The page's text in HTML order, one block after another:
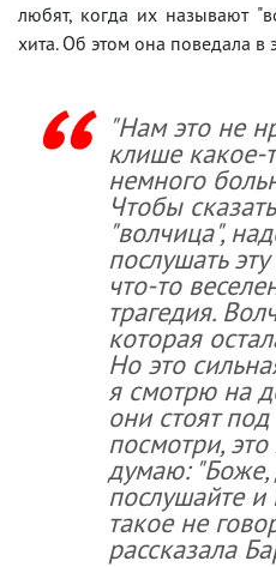
любят, когда их называют
хита. Об этом она поведала в
"Нам это не
клише какое-
немного
Чтобы
"волчица",
послушать
что-то
трагедия.
которая
Но это
я смотрю на
они стоят
посмотри, это
думаю: "Боже,
послушайте и
такое не
рассказала